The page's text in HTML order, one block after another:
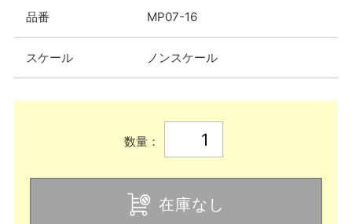
品番 MP07-16
スケール ノンスケール
数量：
在庫なし